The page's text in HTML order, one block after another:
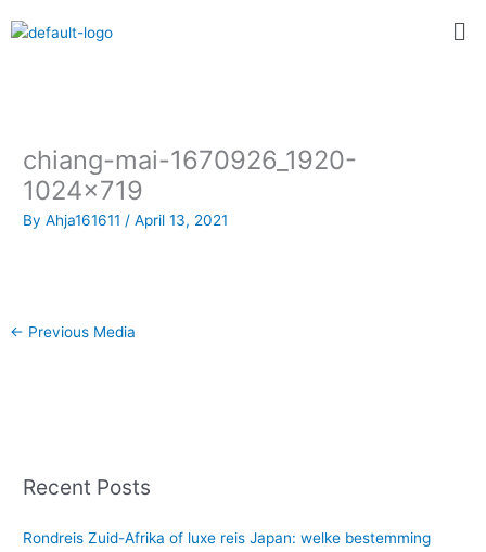
to
chiang-mai-1670926_1920-
1024×719
ByAhja161611/April 13, 2021
← Previous Media
Recent Posts
Rondreis Zuid-Afrika of luxe reis Japan: welke bestemming